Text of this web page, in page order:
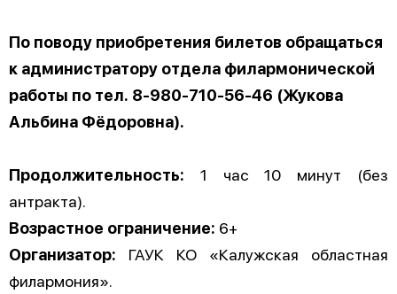
По поводу приобретения билетов обращаться
к администратору отдела филармонической
работы по тел. 8-980-710-56-46 (Жукова
Альбина Фёдоровна).
Продолжительность: 1 час 10 минут (без
антракта).
Возрастное ограничение: 6+
Организатор: ГАУК КО «Калужская областная
филармония».